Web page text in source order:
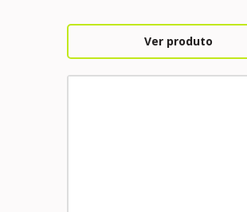
Ver produto